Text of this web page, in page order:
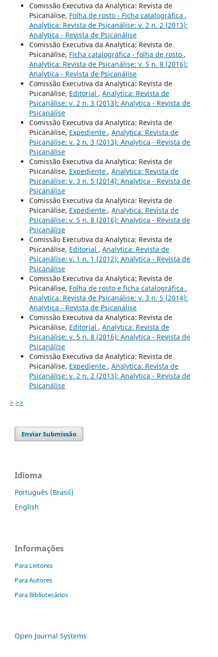
Comissão Executiva da Analytica: Revista de
Psicanálise, Folha de rosto - Ficha catalográfica ,
Analytica: Revista de Psicanálise: v. 2 n. 2 (2013):
Analytica - Revista de Psicanálise
Comissão Executiva da Analytica: Revista de
Psicanálise, Ficha catalográfica - folha de rosto ,
Analytica: Revista de Psicanálise: v. 5 n. 8 (2016):
Analytica - Revista de Psicanálise
Comissão Executiva da Analytica: Revista de
Psicanálise, Editorial , Analytica: Revista de
Psicanálise: v. 2 n. 3 (2013): Analytica - Revista de
Psicanálise
Comissão Executiva da Analytica: Revista de
Psicanálise, Expediente , Analytica: Revista de
Psicanálise: v. 2 n. 3 (2013): Analytica - Revista de
Psicanálise
Comissão Executiva da Analytica: Revista de
Psicanálise, Expediente , Analytica: Revista de
Psicanálise: v. 3 n. 5 (2014): Analytica - Revista de
Psicanálise
Comissão Executiva da Analytica: Revista de
Psicanálise, Expediente , Analytica: Revista de
Psicanálise: v. 5 n. 8 (2016): Analytica - Revista de
Psicanálise
Comissão Executiva da Analytica: Revista de
Psicanálise, Editorial , Analytica: Revista de
Psicanálise: v. 1 n. 1 (2012): Analytica - Revista de
Psicanálise
Comissão Executiva da Analytica: Revista de
Psicanálise, Folha de rosto e ficha catalográfica ,
Analytica: Revista de Psicanálise: v. 3 n. 5 (2014):
Analytica - Revista de Psicanálise
Comissão Executiva da Analytica: Revista de
Psicanálise, Editorial , Analytica: Revista de
Psicanálise: v. 5 n. 8 (2016): Analytica - Revista de
Psicanálise
Comissão Executiva da Analytica: Revista de
Psicanálise, Expediente , Analytica: Revista de
Psicanálise: v. 2 n. 2 (2013): Analytica - Revista de
Psicanálise
> >>
Enviar Submissão
Idioma
Português (Brasil)
English
Informações
Para Leitores
Para Autores
Para Bibliotecários
Open Journal Systems